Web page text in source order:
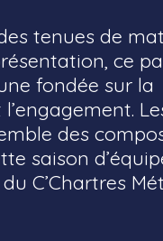
tenues de
ce
fondée sur la
des
saison
C’Chartres